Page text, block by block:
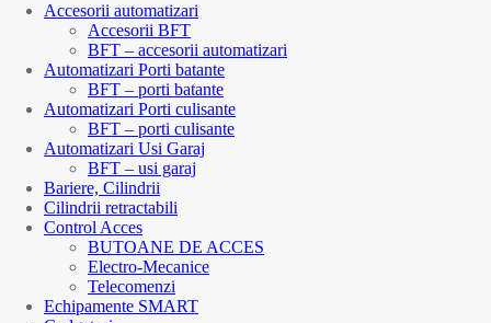
Accesorii automatizari
Accesorii BFT
BFT – accesorii automatizari
Automatizari Porti batante
BFT – porti batante
Automatizari Porti culisante
BFT – porti culisante
Automatizari Usi Garaj
BFT – usi garaj
Bariere, Cilindrii
Cilindrii retractabili
Control Acces
BUTOANE DE ACCES
Electro-Mecanice
Telecomenzi
Echipamente SMART